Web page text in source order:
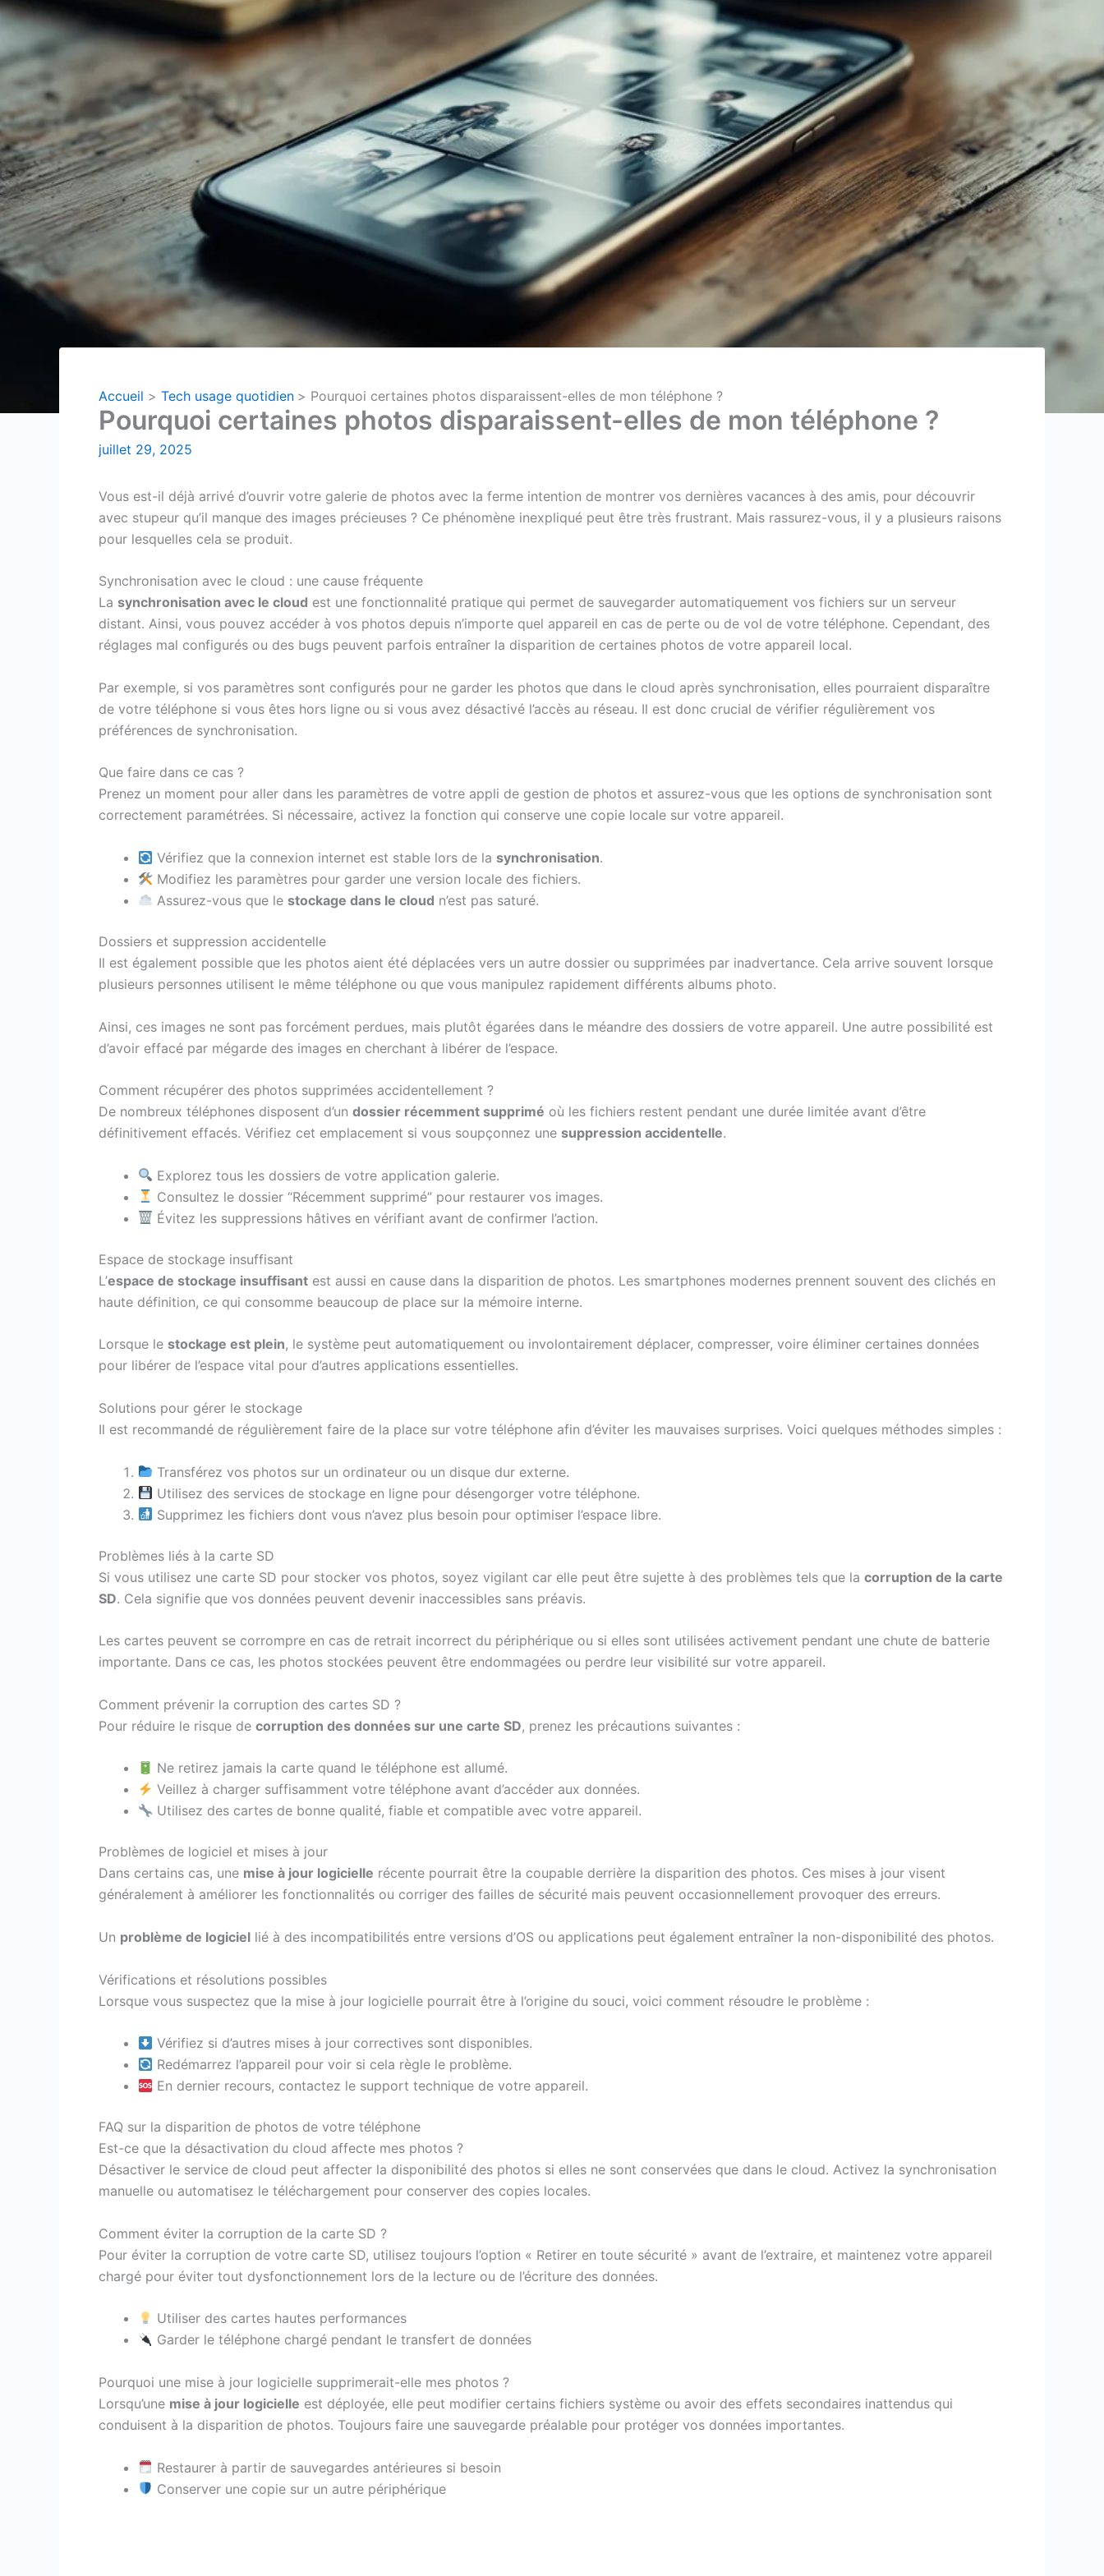
Accueil Tech usage quotidien Pourquoi certaines photos disparaissent-elles de mon téléphone ?
Pourquoi certaines photos disparaissent-elles de mon téléphone ?
juillet 29, 2025
Vous est-il déjà arrivé d’ouvrir votre galerie de photos avec la ferme intention de montrer vos dernières vacances à des amis, pour découvrir
avec stupeur qu’il manque des images précieuses ? Ce phénomène inexpliqué peut être très frustrant. Mais rassurez-vous, il y a plusieurs raisons
pour lesquelles cela se produit.
Synchronisation avec le cloud : une cause fréquente
La synchronisation avec le cloud est une fonctionnalité pratique qui permet de sauvegarder automatiquement vos fichiers sur un serveur
distant. Ainsi, vous pouvez accéder à vos photos depuis n’importe quel appareil en cas de perte ou de vol de votre téléphone. Cependant, des
réglages mal configurés ou des bugs peuvent parfois entraîner la disparition de certaines photos de votre appareil local.
Par exemple, si vos paramètres sont configurés pour ne garder les photos que dans le cloud après synchronisation, elles pourraient disparaître
de votre téléphone si vous êtes hors ligne ou si vous avez désactivé l’accès au réseau. Il est donc crucial de vérifier régulièrement vos
préférences de synchronisation.
Que faire dans ce cas ?
Prenez un moment pour aller dans les paramètres de votre appli de gestion de photos et assurez-vous que les options de synchronisation sont
correctement paramétrées. Si nécessaire, activez la fonction qui conserve une copie locale sur votre appareil.
Vérifiez que la connexion internet est stable lors de la synchronisation.
Modifiez les paramètres pour garder une version locale des fichiers.
Assurez-vous que le stockage dans le cloud n’est pas saturé.
Dossiers et suppression accidentelle
Il est également possible que les photos aient été déplacées vers un autre dossier ou supprimées par inadvertance. Cela arrive souvent lorsque
plusieurs personnes utilisent le même téléphone ou que vous manipulez rapidement différents albums photo.
Ainsi, ces images ne sont pas forcément perdues, mais plutôt égarées dans le méandre des dossiers de votre appareil. Une autre possibilité est
d’avoir effacé par mégarde des images en cherchant à libérer de l’espace.
Comment récupérer des photos supprimées accidentellement ?
De nombreux téléphones disposent d’un dossier récemment supprimé où les fichiers restent pendant une durée limitée avant d’être
définitivement effacés. Vérifiez cet emplacement si vous soupçonnez une suppression accidentelle.
Explorez tous les dossiers de votre application galerie.
Consultez le dossier “Récemment supprimé” pour restaurer vos images.
Évitez les suppressions hâtives en vérifiant avant de confirmer l’action.
Espace de stockage insuffisant
L’espace de stockage insuffisant est aussi en cause dans la disparition de photos. Les smartphones modernes prennent souvent des clichés en
haute définition, ce qui consomme beaucoup de place sur la mémoire interne.
Lorsque le stockage est plein, le système peut automatiquement ou involontairement déplacer, compresser, voire éliminer certaines données
pour libérer de l’espace vital pour d’autres applications essentielles.
Solutions pour gérer le stockage
Il est recommandé de régulièrement faire de la place sur votre téléphone afin d’éviter les mauvaises surprises. Voici quelques méthodes simples :
Transférez vos photos sur un ordinateur ou un disque dur externe.
Utilisez des services de stockage en ligne pour désengorger votre téléphone.
Supprimez les fichiers dont vous n’avez plus besoin pour optimiser l’espace libre.
Problèmes liés à la carte SD
Si vous utilisez une carte SD pour stocker vos photos, soyez vigilant car elle peut être sujette à des problèmes tels que la corruption de la carte
SD. Cela signifie que vos données peuvent devenir inaccessibles sans préavis.
Les cartes peuvent se corrompre en cas de retrait incorrect du périphérique ou si elles sont utilisées activement pendant une chute de batterie
importante. Dans ce cas, les photos stockées peuvent être endommagées ou perdre leur visibilité sur votre appareil.
Comment prévenir la corruption des cartes SD ?
Pour réduire le risque de corruption des données sur une carte SD, prenez les précautions suivantes :
Ne retirez jamais la carte quand le téléphone est allumé.
Veillez à charger suffisamment votre téléphone avant d’accéder aux données.
Utilisez des cartes de bonne qualité, fiable et compatible avec votre appareil.
Problèmes de logiciel et mises à jour
Dans certains cas, une mise à jour logicielle récente pourrait être la coupable derrière la disparition des photos. Ces mises à jour visent
généralement à améliorer les fonctionnalités ou corriger des failles de sécurité mais peuvent occasionnellement provoquer des erreurs.
Un problème de logiciel lié à des incompatibilités entre versions d’OS ou applications peut également entraîner la non-disponibilité des photos.
Vérifications et résolutions possibles
Lorsque vous suspectez que la mise à jour logicielle pourrait être à l’origine du souci, voici comment résoudre le problème :
Vérifiez si d’autres mises à jour correctives sont disponibles.
Redémarrez l’appareil pour voir si cela règle le problème.
En dernier recours, contactez le support technique de votre appareil.
FAQ sur la disparition de photos de votre téléphone
Est-ce que la désactivation du cloud affecte mes photos ?
Désactiver le service de cloud peut affecter la disponibilité des photos si elles ne sont conservées que dans le cloud. Activez la synchronisation
manuelle ou automatisez le téléchargement pour conserver des copies locales.
Comment éviter la corruption de la carte SD ?
Pour éviter la corruption de votre carte SD, utilisez toujours l’option « Retirer en toute sécurité » avant de l’extraire, et maintenez votre appareil
chargé pour éviter tout dysfonctionnement lors de la lecture ou de l’écriture des données.
Utiliser des cartes hautes performances
Garder le téléphone chargé pendant le transfert de données
Pourquoi une mise à jour logicielle supprimerait-elle mes photos ?
Lorsqu’une mise à jour logicielle est déployée, elle peut modifier certains fichiers système ou avoir des effets secondaires inattendus qui
conduisent à la disparition de photos. Toujours faire une sauvegarde préalable pour protéger vos données importantes.
Restaurer à partir de sauvegardes antérieures si besoin
Conserver une copie sur un autre périphérique